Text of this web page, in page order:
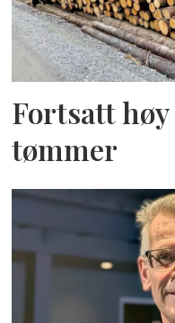
Fortsatt
tømmer